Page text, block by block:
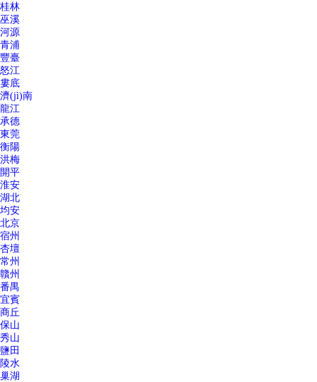
桂林
巫溪
河源
青浦
豐臺
怒江
婁底
濟(jì)南
龍江
承德
東莞
衡陽
洪梅
開平
淮安
湖北
均安
北京
宿州
杏壇
常州
贛州
番禺
宜賓
商丘
保山
秀山
鹽田
陵水
巢湖